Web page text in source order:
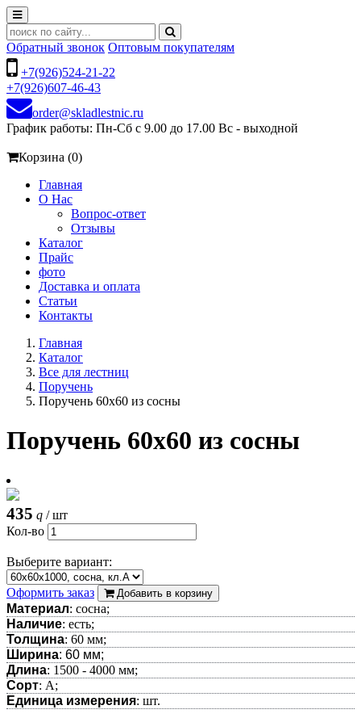
Обратный звонок Оптовым покупателям
+7(926)524-21-22
+7(926)607-46-43
order@skladlestnic.ru
График работы: Пн-Сб с 9.00 до 17.00 Вс - выходной
Корзина (0)
Главная
О Нас
Вопрос-ответ
Отзывы
Каталог
Прайс
фото
Доставка и оплата
Статьи
Контакты
Главная
Каталог
Все для лестниц
Поручень
Поручень 60х60 из сосны
Поручень 60х60 из сосны
435 q / шт
Кол-во
Выберите вариант:
Оформить заказ Добавить в корзину
Материал: сосна;
Наличие: есть;
Толщина: 60 мм;
Ширина: 60 мм;
Длина: 1500 - 4000 мм;
Сорт: А;
Единица измерения: шт.